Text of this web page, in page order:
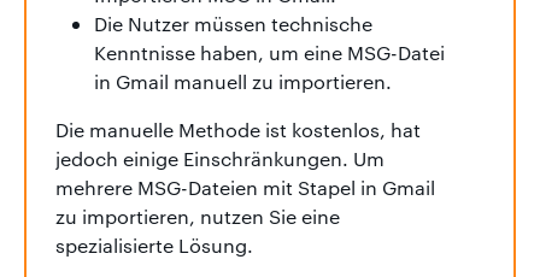
Die Nutzer müssen technische
Kenntnisse haben, um eine MSG-Datei
in Gmail manuell zu importieren.
Die manuelle Methode ist kostenlos, hat
jedoch einige Einschränkungen. Um
mehrere MSG-Dateien mit Stapel in Gmail
zu importieren, nutzen Sie eine
spezialisierte Lösung.